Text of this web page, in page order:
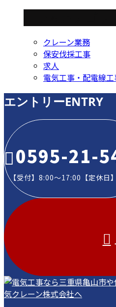
クレーン業務
保安伐採工事
求人
電気工事・配電線
エントリーENTRY
0595-21-
【受付】8:00～17:00【定休日